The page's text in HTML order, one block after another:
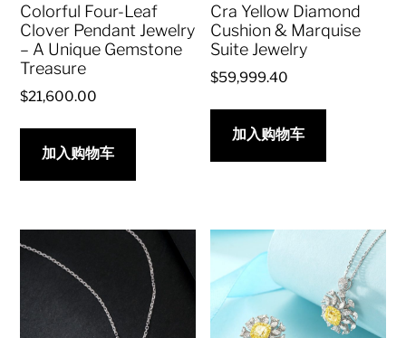
Colorful Four-Leaf
Clover Pendant Jewelry
– A Unique Gemstone
Treasure
$21,600.00
加入购物车
Cra Yellow Diamond
Cushion & Marquise
Suite Jewelry
$59,999.40
加入购物车